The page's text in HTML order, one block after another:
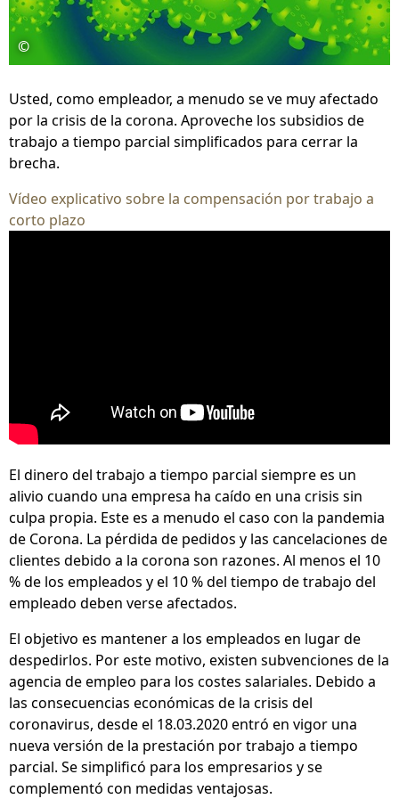
©
Usted, como empleador, a menudo se ve muy afectado
por la crisis de la corona. Aproveche los subsidios de
trabajo a tiempo parcial simplificados para cerrar la
brecha.
Vídeo explicativo sobre la compensación por trabajo a
corto plazo
El dinero del trabajo a tiempo parcial siempre es un
alivio cuando una empresa ha caído en una crisis sin
culpa propia. Este es a menudo el caso con la pandemia
de Corona. La pérdida de pedidos y las cancelaciones de
clientes debido a la corona son razones. Al menos el 10
% de los empleados y el 10 % del tiempo de trabajo del
empleado deben verse afectados.
El objetivo es mantener a los empleados en lugar de
despedirlos. Por este motivo, existen subvenciones de la
agencia de empleo para los costes salariales. Debido a
las consecuencias económicas de la crisis del
coronavirus, desde el 18.03.2020 entró en vigor una
nueva versión de la prestación por trabajo a tiempo
parcial. Se simplificó para los empresarios y se
complementó con medidas ventajosas.